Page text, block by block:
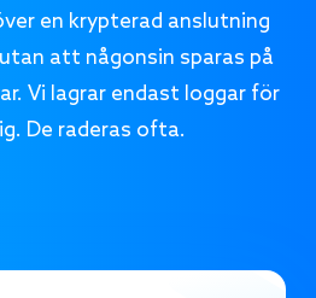
en krypterad anslutning
att någonsin sparas på
Vi lagrar endast loggar för
De raderas ofta.